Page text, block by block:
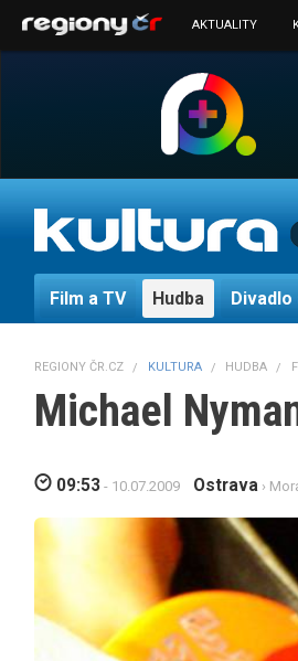
AKTUALITY
Film a TV Hudba Divadlo
REGIONY ČR.CZ KULTURA HUDBA
Michael
09:53 - 10.07.2009 Ostrava ›